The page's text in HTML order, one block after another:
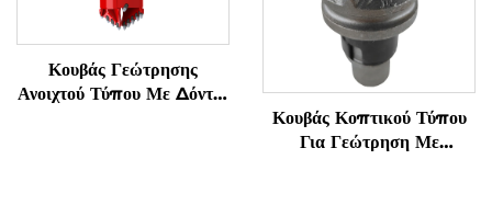
Κουβάς Γεώτρησης
Ανοιχτού Τύπου Με Δόντια
Κουβάς Κοπτικού Τύπου
Για Γεώτρηση Με